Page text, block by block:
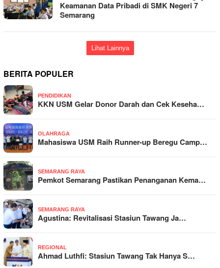
Keamanan Data Pribadi di SMK Negeri 7
Semarang
Lihat Lainnya
BERITA POPULER
PENDIDIKAN
KKN USM Gelar Donor Darah dan Cek Keseha…
OLAHRAGA
Mahasiswa USM Raih Runner-up Beregu Camp…
SEMARANG RAYA
Pemkot Semarang Pastikan Penanganan Kema…
SEMARANG RAYA
Agustina: Revitalisasi Stasiun Tawang Ja…
REGIONAL
Ahmad Luthfi: Stasiun Tawang Tak Hanya S…